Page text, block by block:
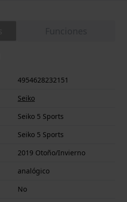
4954628232151
Seiko
Seiko 5 Sports
Seiko 5 Sports
2019 Otoño/Invierno
analógico
No